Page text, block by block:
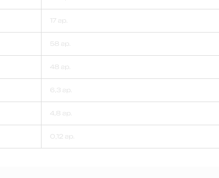
17 гр.
58 гр.
48 гр.
6,3 гр.
4,8 гр.
0,12 гр.